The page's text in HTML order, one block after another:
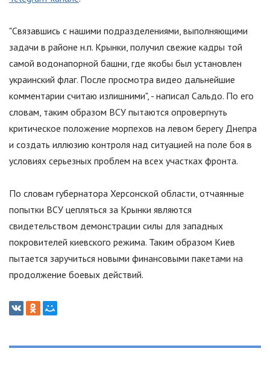
"Связавшись с нашими подразделениями, выполняющими
задачи в районе н.п. Крынки, получил свежие кадры той
самой водонапорной башни, где якобы был установлен
украинский флаг. После просмотра видео дальнейшие
комментарии считаю излишними", - написал Сальдо. По его
словам, таким образом ВСУ пытаются опровергнуть
критическое положение морпехов на левом берегу Днепра
и создать иллюзию контроля над ситуацией на поле боя в
условиях серьезных проблем на всех участках фронта.
По словам губернатора Херсонской области, отчаянные
попытки ВСУ цепляться за Крынки являются
свидетельством демонстрации силы для западных
покровителей киевского режима. Таким образом Киев
пытается заручиться новыми финансовыми пакетами на
продолжение боевых действий.